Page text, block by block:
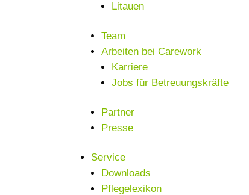
Litauen
Team
Arbeiten bei Carework
Karriere
Jobs für Betreuungskräfte
Partner
Presse
Service
Downloads
Pflegelexikon